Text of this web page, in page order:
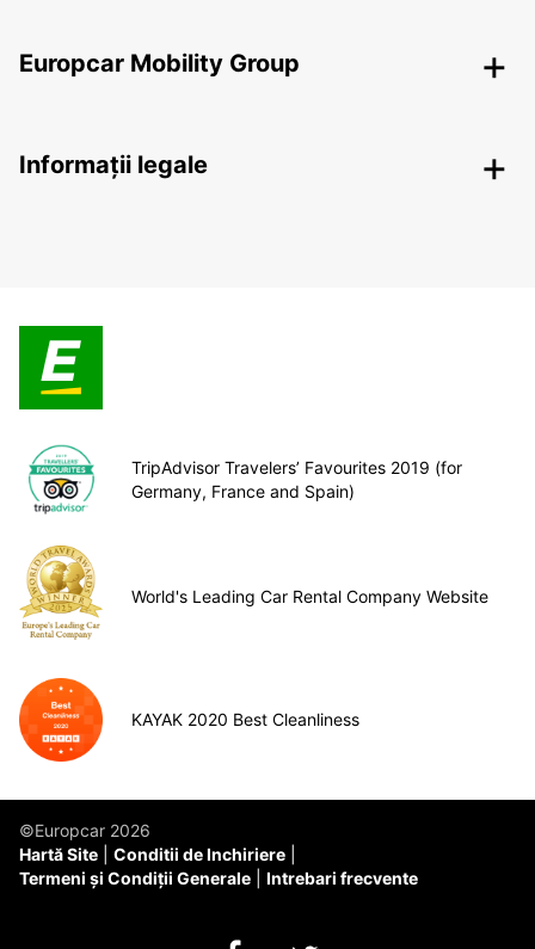
Europcar Mobility Group
Informații legale
TripAdvisor Travelers’ Favourites 2019 (for
Germany, France and Spain)
World's Leading Car Rental Company Website
KAYAK 2020 Best Cleanliness
©Europcar 2026
Hartă Site
Conditii de Inchiriere
Termeni și Condiții Generale
Intrebari frecvente